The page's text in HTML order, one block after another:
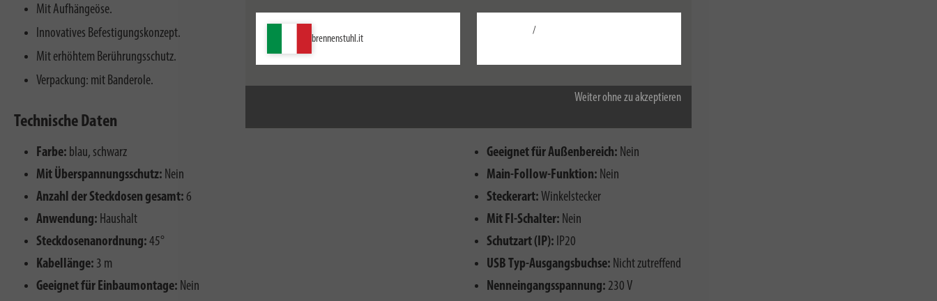
Weiter ohne zu akzeptieren
brennenstuhl.it
/
Mit Aufhängeöse.
Innovatives Befestigungskonzept.
Mit erhöhtem Berührungsschutz.
Verpackung: mit Banderole.
Technische Daten
Farbe: blau, schwarz
Mit Überspannungsschutz: Nein
Anzahl der Steckdosen gesamt: 6
Anwendung: Haushalt
Steckdosenanordnung: 45°
Kabellänge: 3 m
Geeignet für Einbaumontage: Nein
Geeignet für Außenbereich: Nein
Main-Follow-Funktion: Nein
Steckerart: Winkelstecker
Mit FI-Schalter: Nein
Schutzart (IP): IP20
USB Typ-Ausgangsbuchse: Nicht zutreffend
Nenneingangsspannung: 230 V